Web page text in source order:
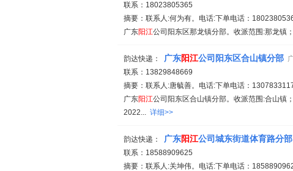
联系：18023805365
摘要：联系人:何为有。电话:下单电话：
广东阳江公司阳东区那龙镇分部。收派范围:那龙镇
韵达快递： 广东阳江公司阳东区合山镇分部
联系：13829848669
摘要：联系人:唐毓善。电话:下单电话：
广东阳江公司阳东区合山镇分部。收派范围:合山镇
2022... 详细>>
韵达快递： 广东阳江公司城东街道体育路分部
联系：18588909625
摘要：联系人:关坤伟。电话:下单电话：